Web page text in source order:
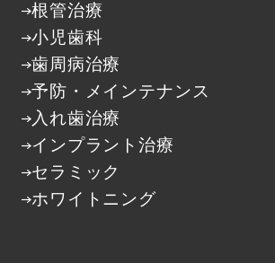
根管治療
小児歯科
歯周病治療
予防・メインテナンス
入れ歯治療
インプラント治療
セラミック
ホワイトニング